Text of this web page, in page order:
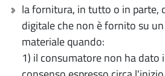
la fornitura, in tutto o in parte,
digitale che non è fornito su
materiale quando:
1) il consumatore non ha dato